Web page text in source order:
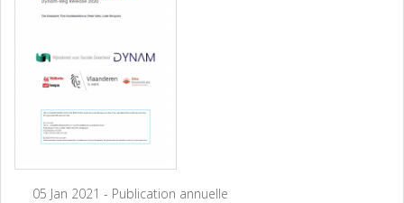
05 Jan 2021 - Publication annuelle